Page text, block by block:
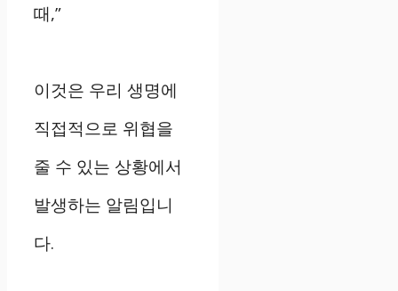
때,”
이것은 우리 생명에
직접적으로 위협을
줄 수 있는 상황에서
발생하는 알림입니
다.